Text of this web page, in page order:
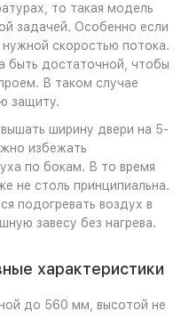
то такая модель
задачей. Особенно если
скоростью потока.
быть достаточной, чтобы
В таком случае
защиту.
ширину двери на 5-
избежать
по бокам. В то время
не столь принципиальна.
подогревать воздух в
завесу без нагрева.
характеристики
до 560 мм, высотой не